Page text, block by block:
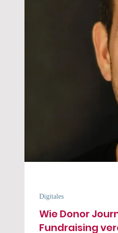
Wie Donor
Fundraising
Digitales